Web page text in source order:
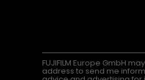
FUJIFILM Europe GmbH
address to send me